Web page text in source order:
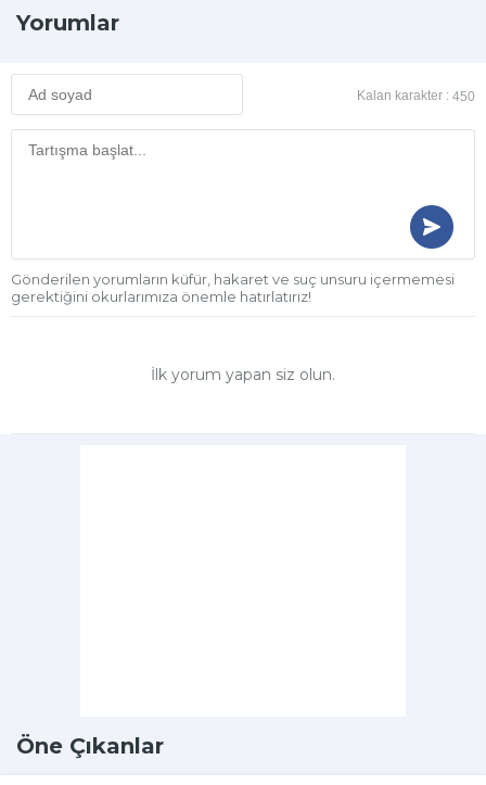
Yorumlar
Kalan karakter : 450
Gönderilen yorumların küfür, hakaret ve suç unsuru içermemesi
gerektiğini okurlarımıza önemle hatırlatırız!
İlk yorum yapan siz olun.
Öne Çıkanlar